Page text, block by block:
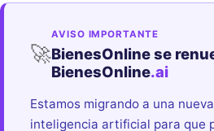
🚀
AVISO IMPORTANTE
BienesOnline se
BienesOnline.ai
Estamos migrando a una
inteligencia artificial para que